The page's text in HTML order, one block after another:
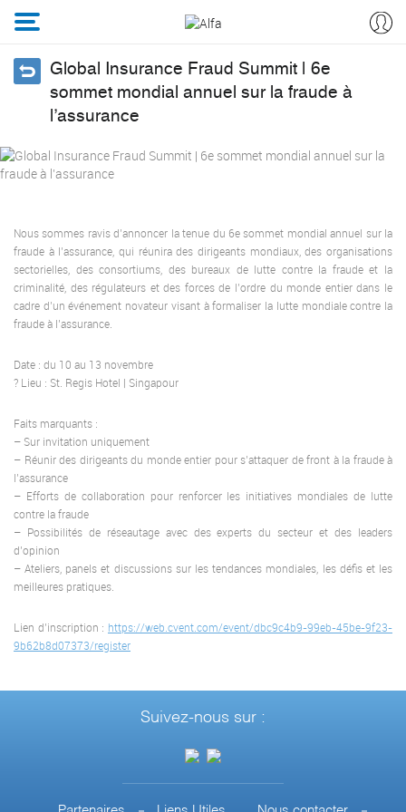
Global Insurance Fraud Summit | 6e
sommet mondial annuel sur la fraude à
l’assurance
Nous sommes ravis d’annoncer la tenue du 6e sommet mondial annuel sur la
fraude à l’assurance, qui réunira des dirigeants mondiaux, des organisations
sectorielles, des consortiums, des bureaux de lutte contre la fraude et la
criminalité, des régulateurs et des forces de l’ordre du monde entier dans le
cadre d’un événement novateur visant à formaliser la lutte mondiale contre la
fraude à l’assurance.
Date : du 10 au 13 novembre
? Lieu : St. Regis Hotel | Singapour
Faits marquants :
– Sur invitation uniquement
– Réunir des dirigeants du monde entier pour s’attaquer de front à la fraude à
l’assurance
– Efforts de collaboration pour renforcer les initiatives mondiales de lutte
contre la fraude
– Possibilités de réseautage avec des experts du secteur et des leaders
d’opinion
– Ateliers, panels et discussions sur les tendances mondiales, les défis et les
meilleures pratiques.
Lien d’inscription : https://web.cvent.com/event/dbc9c4b9-99eb-45be-9f23-
9b62b8d07373/register
Suivez-nous sur :